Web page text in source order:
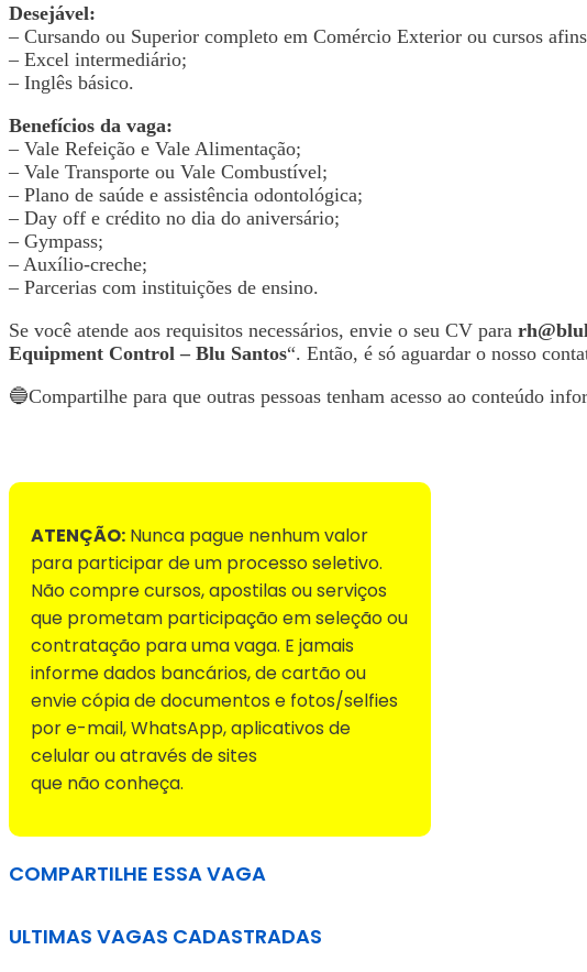
Desejável:
– Cursando ou Superior completo em Comércio Exterior ou cursos
– Excel intermediário;
– Inglês básico.
Benefícios da vaga:
– Vale Refeição e Vale Alimentação;
– Vale Transporte ou Vale Combustível;
– Plano de saúde e assistência odontológica;
– Day off e crédito no dia do aniversário;
– Gympass;
– Auxílio-creche;
– Parcerias com instituições de ensino.
Se você atende aos requisitos necessários, envie o seu CV para
Equipment Control – Blu Santos“. Então, é só aguardar o nosso
🔵Compartilhe para que outras pessoas tenham acesso ao conteúdo
ATENÇÃO: Nunca pague nenhum valor
para participar de um processo seletivo.
Não compre cursos, apostilas ou serviços
que prometam participação em seleção ou
contratação para uma vaga. E jamais
informe dados bancários, de cartão ou
envie cópia de documentos e fotos/selfies
por e-mail, WhatsApp, aplicativos de
celular ou através de sites
que não conheça.
COMPARTILHE ESSA VAGA
ULTIMAS VAGAS CADASTRADAS